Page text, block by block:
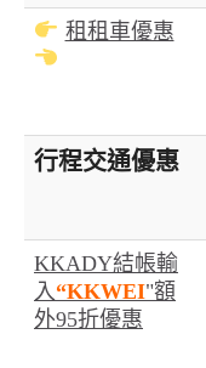
租租車優惠
行程交通優惠
KKADY結帳輸
入 “KKWEI"額
外95折優惠